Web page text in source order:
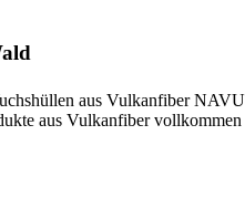
aus Vulkanfiber
aus Vulkanfiber vollkommen